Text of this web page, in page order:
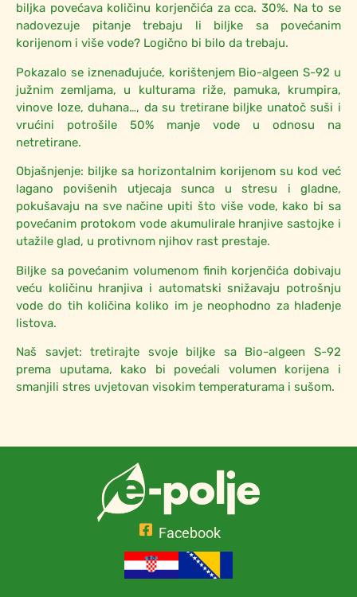
biljka povećava količinu korjenčića za cca. 30%. Na to se
nadovezuje pitanje trebaju li biljke sa povećanim
korijenom i više vode? Logično bi bilo da trebaju.
Pokazalo se iznenađujuće, korištenjem Bio-algeen S-92 u
južnim zemljama, u kulturama riže, pamuka, krumpira,
vinove loze, duhana…, da su tretirane biljke unatoč suši i
vrućini potrošile 50% manje vode u odnosu na
netretirane.
Objašnjenje: biljke sa horizontalnim korijenom su kod već
lagano povišenih utjecaja sunca u stresu i gladne,
pokušavaju na sve načine upiti što više vode, kako bi sa
povećanim protokom vode akumulirale hranjive sastojke i
utažile glad, u protivnom njihov rast prestaje.
Biljke sa povećanim volumenom finih korjenčića dobivaju
veću količinu hranjiva i automatski snižavaju potrošnju
vode do tih količina koliko im je neophodno za hlađenje
listova.
Naš savjet: tretirajte svoje biljke sa Bio-algeen S-92
prema uputama, kako bi povećali volumen korijena i
smanjili stres uvjetovan visokim temperaturama i sušom.
Facebook